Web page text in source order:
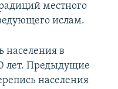
местного
ислам.
населения в
лет. Предыдущие
населения